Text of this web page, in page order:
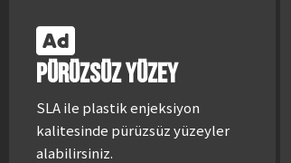
Pürüzsüz Yüzey
SLA ile plastik enjeksiyon
kalitesinde pürüzsüz yüzeyler
alabilirsiniz.